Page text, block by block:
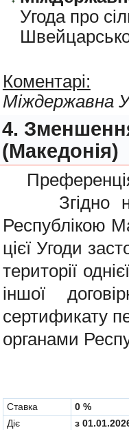
Угода про
Коментарі:
Мiждержавна
4.
(Македонія)
Згідно
Республікою
цієї Угоди
території
іншої
сертификату
органами
Cтавка
0 %
Діє
з